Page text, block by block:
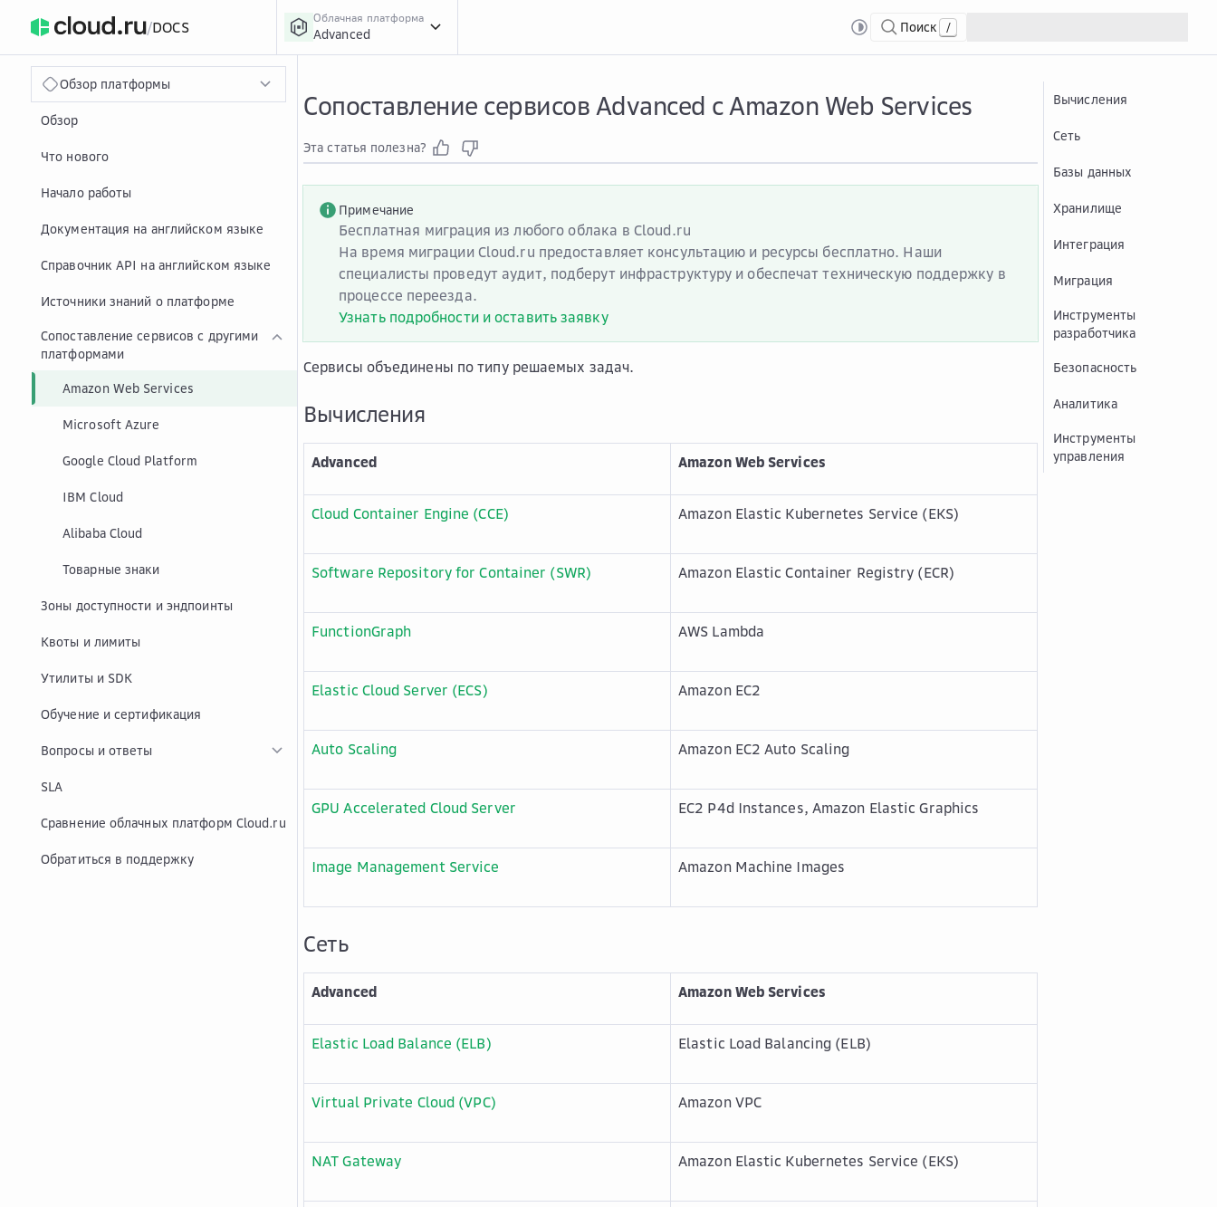
/DOCS
Облачная платформа
Advanced Поиск /
Обзор платформы
Обзор
Что нового
Начало работы
Документация на английском языке
Справочник API на английском языке
Источники знаний о платформе
Сопоставление сервисов с другими
платформами
Amazon Web Services
Microsoft Azure
Google Cloud Platform
IBM Cloud
Alibaba Cloud
Товарные знаки
Зоны доступности и эндпоинты
Квоты и лимиты
Утилиты и SDK
Обучение и сертификация
Вопросы и ответы
SLA
Сравнение облачных платформ Cloud.ru
Обратиться в поддержку
Сопоставление сервисов Advanced с Amazon Web Services
Эта статья полезна?
Примечание
Бесплатная миграция из любого облака в Cloud.ru
На время миграции Cloud.ru предоставляет консультацию и ресурсы бесплатно. Наши
специалисты проведут аудит, подберут инфраструктуру и обеспечат техническую поддержку в
процессе переезда.
Узнать подробности и оставить заявку
Сервисы объединены по типу решаемых задач.
Вычисления
Advanced Amazon Web Services
Cloud Container Engine (CCE) Amazon Elastic Kubernetes Service (EKS)
Software Repository for Container (SWR) Amazon Elastic Container Registry (ECR)
FunctionGraph AWS Lambda
Elastic Cloud Server (ECS) Amazon EC2
Auto Scaling Amazon EC2 Auto Scaling
GPU Accelerated Cloud Server EC2 P4d Instances, Amazon Elastic Graphics
Image Management Service Amazon Machine Images
Сеть
Advanced Amazon Web Services
Elastic Load Balance (ELB) Elastic Load Balancing (ELB)
Virtual Private Cloud (VPC) Amazon VPC
NAT Gateway Amazon Elastic Kubernetes Service (EKS)
Вычисления
Сеть
Базы данных
Хранилище
Интеграция
Миграция
Инструменты
разработчика
Безопасность
Аналитика
Инструменты
управления